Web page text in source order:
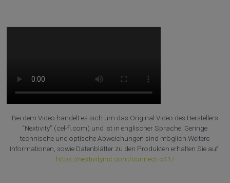
Bei dem Video handelt es sich um das Original Video des Herstellers
“Nextivity” (cel-fi.com) und ist in englischer Sprache. Geringe
technische und optische Abweichungen sind möglich.Weitere
Informationen, sowie Datenblätter zu den Produkten erhalten Sie auf:
https://nextivityinc.com/connect-c41/